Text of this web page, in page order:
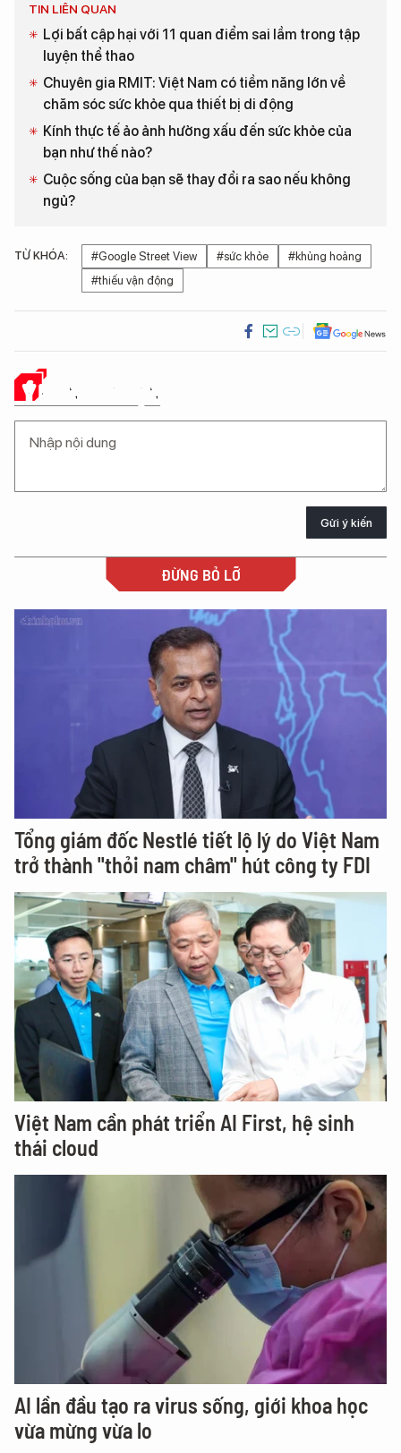
TIN LIÊN QUAN
Lợi bất cập hại với 11 quan điểm sai lầm trong tập
luyện thể thao
Chuyên gia RMIT: Việt Nam có tiềm năng lớn về
chăm sóc sức khỏe qua thiết bị di động
Kính thực tế ảo ảnh hưởng xấu đến sức khỏe của
bạn như thế nào?
Cuộc sống của bạn sẽ thay đổi ra sao nếu không
ngủ?
TỪ KHÓA: #Google Street View #sức khỏe
#khủng hoảng
#thiếu vận động
Ý KIẾN CỦA BẠN
Gửi ý kiến
ĐỪNG BỎ LỠ
Tổng giám đốc Nestlé tiết lộ lý do Việt Nam
trở thành "thỏi nam châm" hút công ty FDI
Việt Nam cần phát triển AI First, hệ sinh
thái cloud
AI lần đầu tạo ra virus sống, giới khoa học
vừa mừng vừa lo